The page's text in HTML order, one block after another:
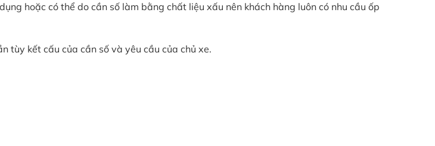
hoặc có thể do cần số làm bằng chất liệu xấu nên khách hàng luôn có nhu cầu ốp
tùy kết cấu của cần số và yêu cầu của chủ xe.